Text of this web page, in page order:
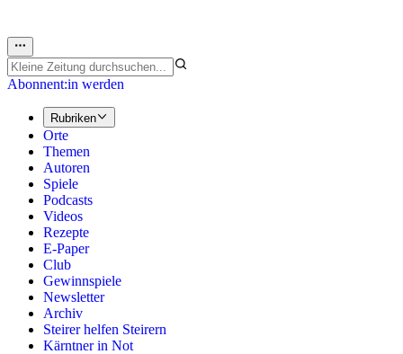
Abonnent:in werden
Rubriken
Orte
Themen
Autoren
Spiele
Podcasts
Videos
Rezepte
E-Paper
Club
Gewinnspiele
Newsletter
Archiv
Steirer helfen Steirern
Kärntner in Not